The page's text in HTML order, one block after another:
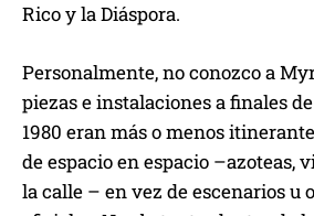
Rico y la Diáspora.
Personalmente, no conozco a
piezas e instalaciones a finales
1980 eran más o menos
de espacio en espacio –azoteas,
la calle – en vez de escenarios u